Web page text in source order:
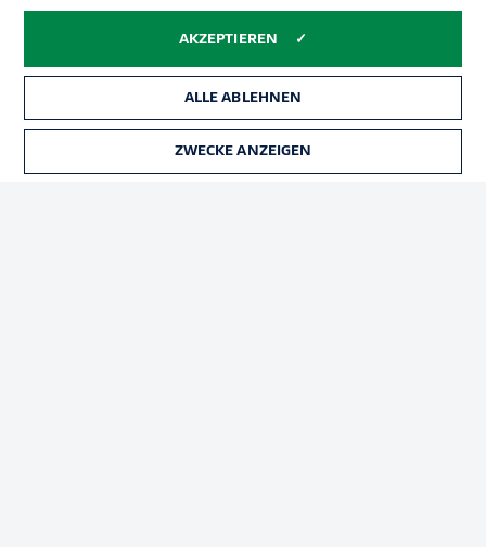
Rechtliche Hinweise Voreinstellungen verwalten
Nutzungsbedingungen
AKZEPTIEREN
ALLE ABLEHNEN
ZWECKE ANZEIGEN